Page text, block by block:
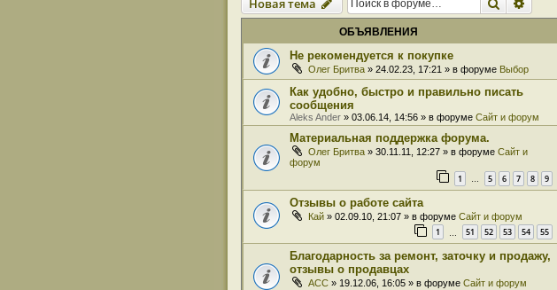
Новая тема
ОБЪЯВЛЕНИЯ
Не рекомендуется к покупке
Олег Бритва » 24.02.23, 17:21 » в форуме Выбор
Как удобно, быстро и правильно писать
сообщения
Aleks Ander » 03.06.14, 14:56 » в форуме Сайт и форум
Материальная поддержка форума.
Олег Бритва » 30.11.11, 12:27 » в форуме Сайт и
форум
1 … 5 6 7 8 9
Отзывы о работе сайта
Кай » 02.09.10, 21:07 » в форуме Сайт и форум
1 51 52 53 54 55
Благодарность за ремонт, заточку и продажу,
отзывы о продавцах
ACC » 19.12.06, 16:05 » в форуме Сайт и форум